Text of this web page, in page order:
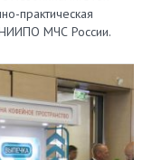
практическая
МЧС России.